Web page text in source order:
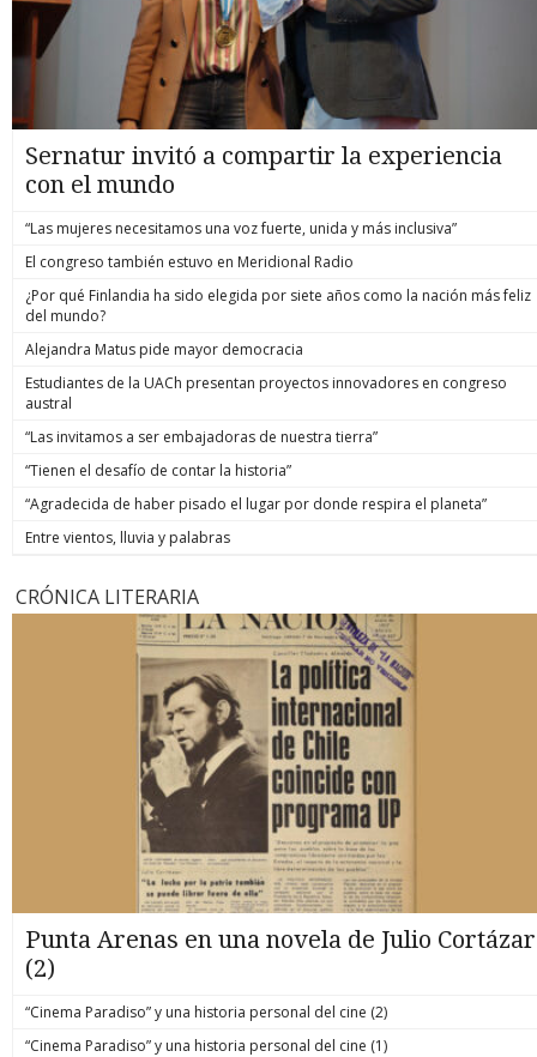
Sernatur invitó a compartir la experiencia
con el mundo
“Las mujeres necesitamos una voz fuerte, unida y más inclusiva”
El congreso también estuvo en Meridional Radio
¿Por qué Finlandia ha sido elegida por siete años como la nación más feliz
del mundo?
Alejandra Matus pide mayor democracia
Estudiantes de la UACh presentan proyectos innovadores en congreso
austral
“Las invitamos a ser embajadoras de nuestra tierra”
“Tienen el desafío de contar la historia”
“Agradecida de haber pisado el lugar por donde respira el planeta”
Entre vientos, lluvia y palabras
CRÓNICA LITERARIA
Punta Arenas en una novela de Julio Cortázar
(2)
“Cinema Paradiso” y una historia personal del cine (2)
“Cinema Paradiso” y una historia personal del cine (1)